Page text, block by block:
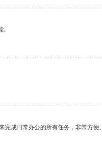
成日常办公的所有任务，非常方便。